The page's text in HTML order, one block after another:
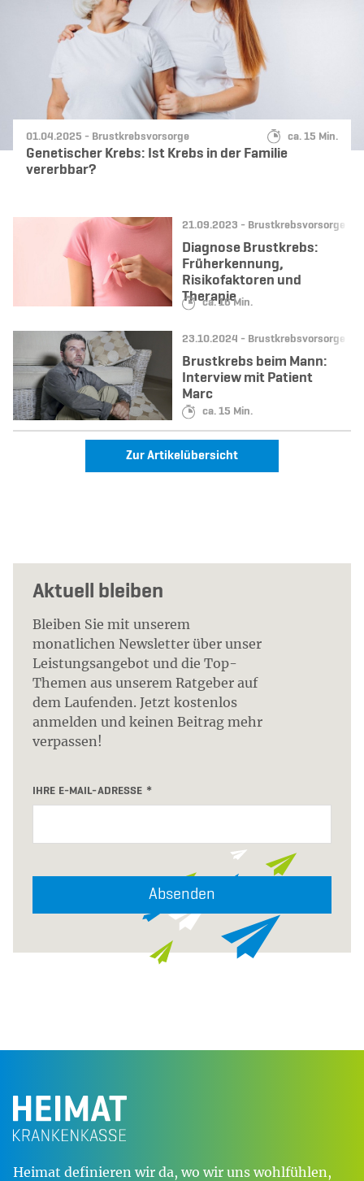
Datum:
01.04.2025 - Kategorie:
Brustkrebsvorsorge Lesedauer:
ca. 15 Min.
Genetischer Krebs: Ist Krebs in der Familie
vererbbar?
Datum:
21.09.2023 - Kategorie:
Brustkrebsvorsorge
Lesedauer:
ca. 16 Min.
Diagnose Brustkrebs:
Früherkennung,
Risikofaktoren und
Therapie
Datum:
23.10.2024 - Kategorie:
Brustkrebsvorsorge
Lesedauer:
ca. 15 Min.
Brustkrebs beim Mann:
Interview mit Patient
Marc
Zur Artikelübersicht
Aktuell bleiben
Bleiben Sie mit unserem
monatlichen Newsletter über unser
Leistungsangebot und die Top-
Themen aus unserem Ratgeber auf
dem Laufenden. Jetzt kostenlos
anmelden und keinen Beitrag mehr
verpassen!
IHRE E-MAIL-ADRESSE
Absenden
Heimat definieren wir da, wo wir uns wohlfühlen,